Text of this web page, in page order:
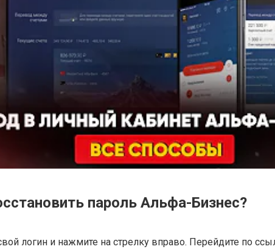
пароль Альфа-Бизнес?
логин и нажмите на стрелку вправо. Перейдите по